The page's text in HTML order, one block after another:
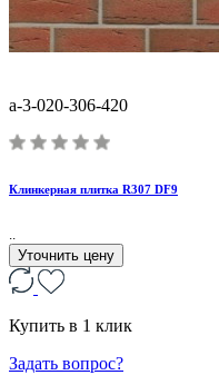
a-3-020-306-420
Клинкерная плитка R307 DF9
..
Уточнить цену
Купить в 1 клик
Задать вопрос?